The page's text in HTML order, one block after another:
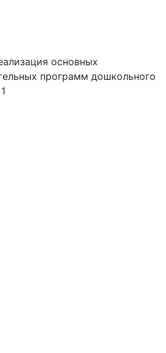
основных
программ дошкольного